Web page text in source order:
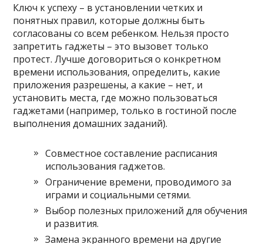
Ключ к успеху – в установлении четких и
понятных правил, которые должны быть
согласованы со всем ребенком. Нельзя просто
запретить гаджеты – это вызовет только
протест. Лучше договориться о конкретном
времени использования, определить, какие
приложения разрешены, а какие – нет, и
установить места, где можно пользоваться
гаджетами (например, только в гостиной после
выполнения домашних заданий).
Совместное составление расписания
использования гаджетов.
Ограничение времени, проводимого за
играми и социальными сетями.
Выбор полезных приложений для обучения
и развития.
Замена экранного времени на другие